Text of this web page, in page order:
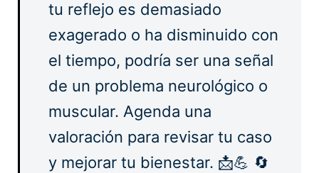
tu reflejo es demasiado
exagerado o ha disminuido con
el tiempo, podría ser una señal
de un problema neurológico o
muscular. Agenda una
valoración para revisar tu caso
y mejorar tu bienestar. 📩💪 🔄